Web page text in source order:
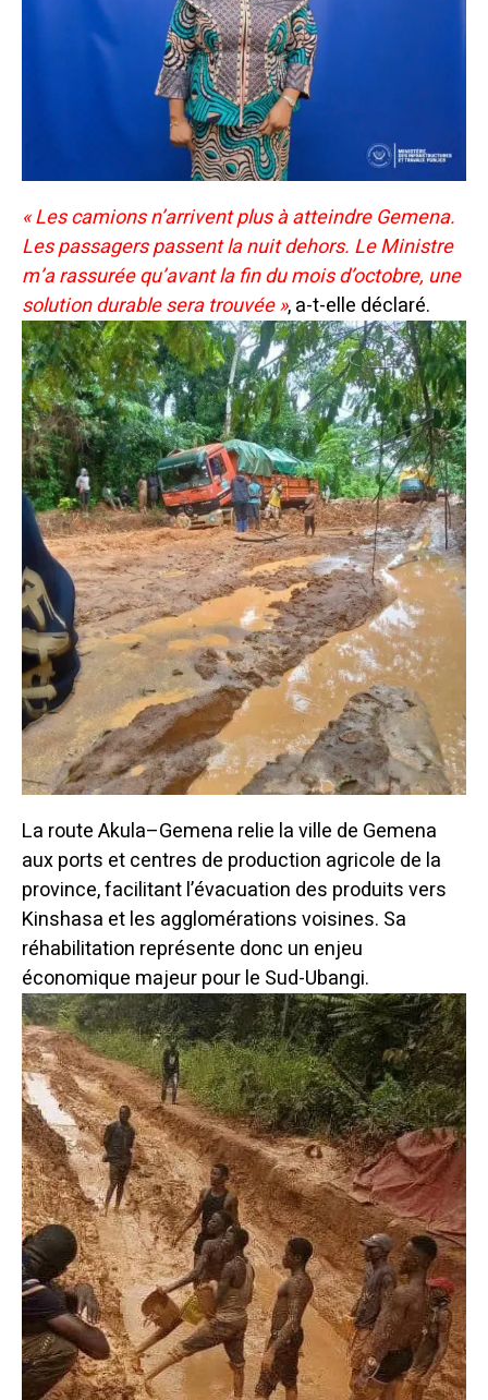
« Les camions n’arrivent plus à atteindre Gemena.
Les passagers passent la nuit dehors. Le Ministre
m’a rassurée qu’avant la fin du mois d’octobre, une
solution durable sera trouvée », a-t-elle déclaré.
La route Akula–Gemena relie la ville de Gemena
aux ports et centres de production agricole de la
province, facilitant l’évacuation des produits vers
Kinshasa et les agglomérations voisines. Sa
réhabilitation représente donc un enjeu
économique majeur pour le Sud-Ubangi.